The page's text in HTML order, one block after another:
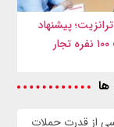
پیشنهاد
افغانستان برای میزبانی از هیئت ۱۰۰ نفره تجار
ها
از قدرت حملات